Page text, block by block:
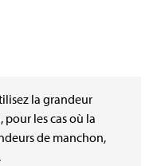
la grandeur
les cas où la
de manchon,